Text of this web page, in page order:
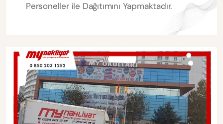
Personeller ile Dağıtımını Yapmaktadır.